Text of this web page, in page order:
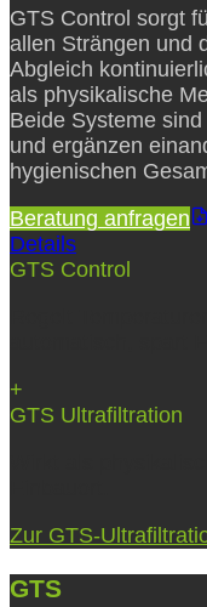
GTS Control sorgt
allen Strängen und
Abgleich
als physikalische
Beide Systeme
und ergänzen
hygienischen
Beratung anfragen
Details
GTS Control
+
GTS Ultrafiltration
Zur GTS-
GTS